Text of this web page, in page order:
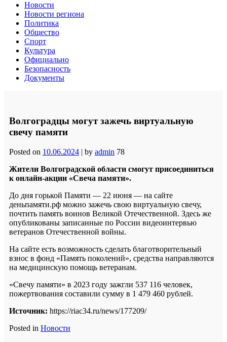
Новости
Новости региона
Политика
Общество
Спорт
Культура
Официально
Безопасность
Документы
Волгоградцы могут зажечь виртуальную
свечу памяти
Posted on 10.06.2024 | by admin 78
Жители Волгоградской области смогут присоединиться
к онлайн-акции «Свеча памяти».
До дня горькой Памяти — 22 июня — на сайте
деньпамяти.рф можно зажечь свою виртуальную свечу,
почтить память воинов Великой Отечественной. Здесь же
опубликованы записанные по России видеоинтервью
ветеранов Отечественной войны.
На сайте есть возможность сделать благотворительный
взнос в фонд «Память поколений», средства направляются
на медицинскую помощь ветеранам.
«Свечу памяти» в 2023 году зажгли 537 116 человек,
пожертвования составили сумму в 1 479 460 рублей.
Источник: https://riac34.ru/news/177209/
Posted in Новости